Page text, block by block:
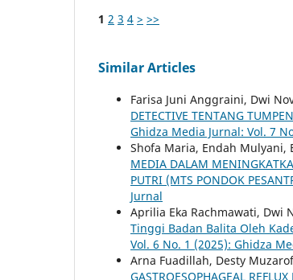
1 2 3 4 > >>
Similar Articles
Farisa Juni Anggraini, Dwi
DETECTIVE TENTANG
Ghidza Media Jurnal: Vol. 7
Shofa Maria, Endah Mulyani,
MEDIA DALAM
PUTRI (MTS PONDOK
Jurnal
Aprilia Eka Rachmawati, Dwi
Tinggi Badan Balita Oleh
Vol. 6 No. 1 (2025): Ghidza
Arna Fuadillah, Desty
GASTROESOPHAGEAL